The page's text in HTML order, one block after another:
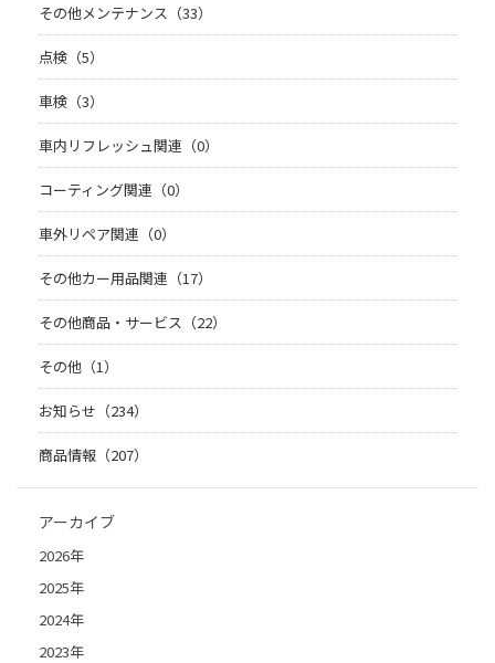
その他メンテナンス（33）
点検（5）
車検（3）
車内リフレッシュ関連（0）
コーティング関連（0）
車外リペア関連（0）
その他カー用品関連（17）
その他商品・サービス（22）
その他（1）
お知らせ（234）
商品情報（207）
アーカイブ
2026年
2025年
2024年
2023年